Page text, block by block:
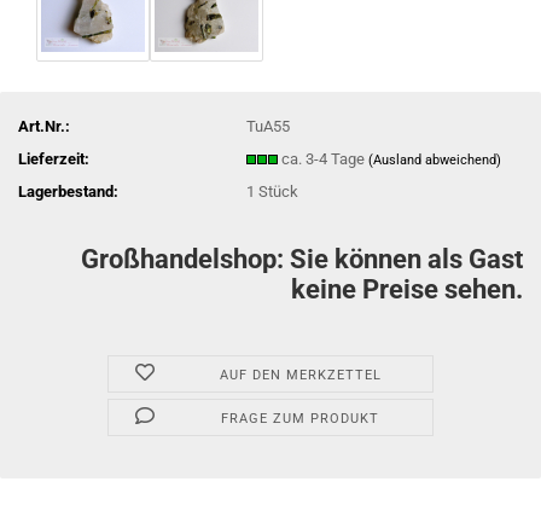
Art.Nr.:
TuA55
Lieferzeit:
ca. 3-4 Tage(Ausland abweichend)
Lagerbestand: 1Stück
Großhandelshop: Sie können als Gast
keine Preise sehen.
AUF DEN MERKZETTEL
FRAGE ZUM PRODUKT